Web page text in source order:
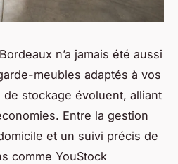
n’a jamais été aussi
meubles adaptés à vos
stockage évoluent, alliant
Entre la gestion
et un suivi précis de
comme YouStock